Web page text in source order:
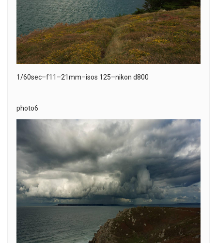
1/60sec–f11–21mm–isos 125–nikon d800
photo6